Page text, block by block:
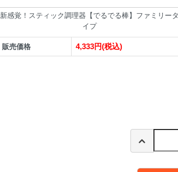
新感覚！スティック調理器【でるでる棒】ファミリータ
イプ
販売価格 4,333円(税込)